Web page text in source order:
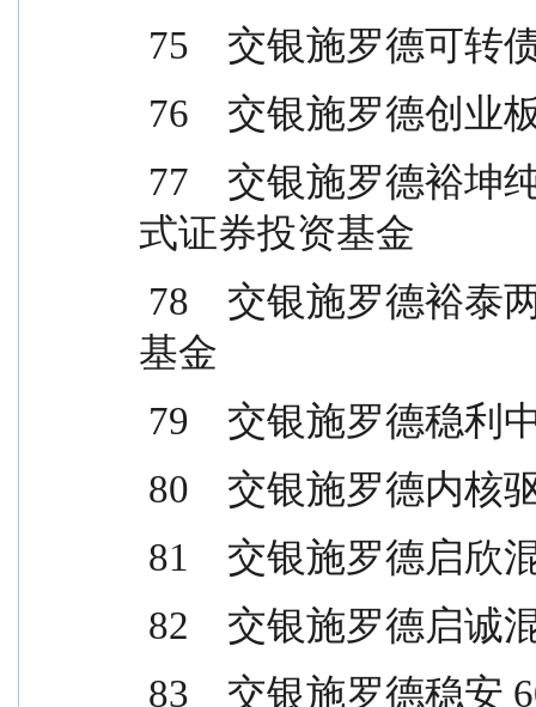
75    交银施罗德可转
76    交银施罗德创业
式证券投资基金
基金
79    交银施罗德稳利
80    交银施罗德内核
81    交银施罗德启欣
82    交银施罗德启诚